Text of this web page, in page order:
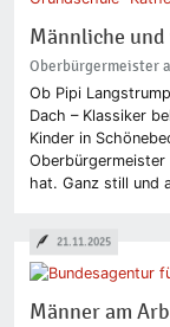
Männliche
Oberbürgermeister
Ob Pipi
Dach – Klassiker
Kinder in
Oberbürgermeister
hat. Ganz still und
Männer am
21.11.2025